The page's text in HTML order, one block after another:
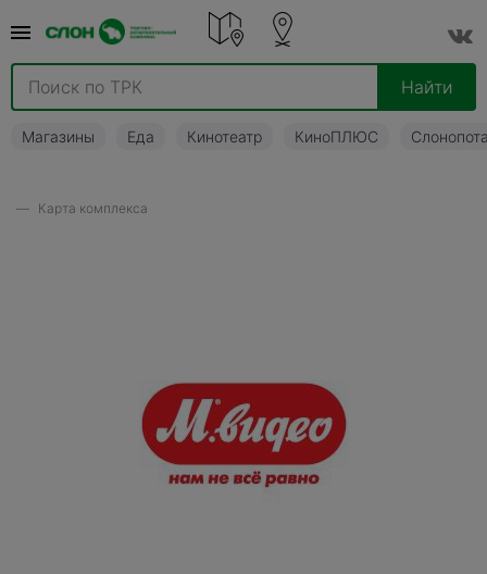
Найти
Магазины Еда Кинотеатр КиноПЛЮС
Карта комплекса